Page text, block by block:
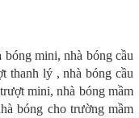
bóng mini, nhà bóng cầu
thanh lý , nhà bóng cầu
mini, nhà bóng mầm
bóng cho trường mầm